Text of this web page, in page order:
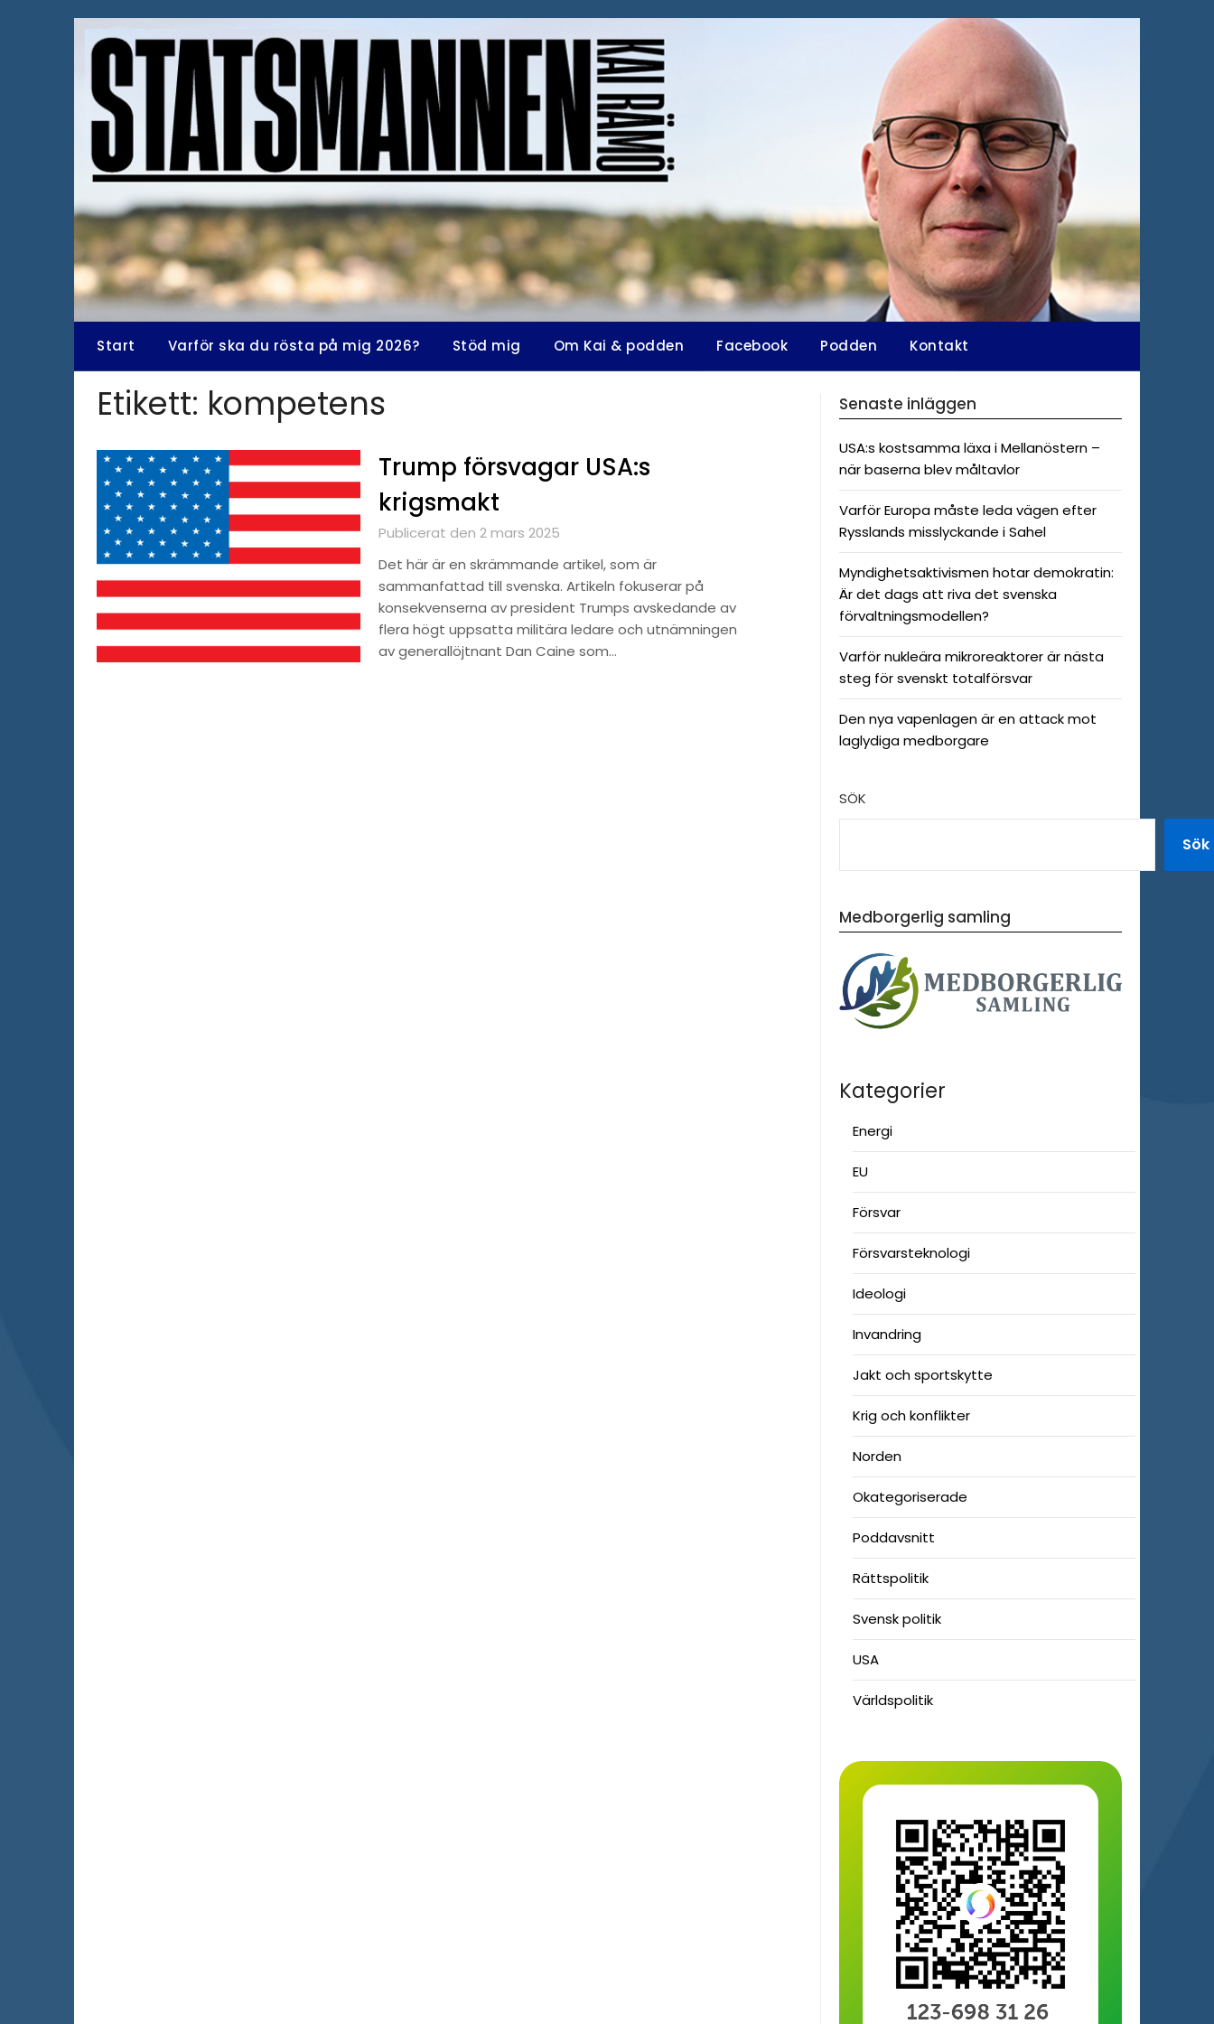
Start Varför ska du rösta på mig 2026? Stöd mig Om Kai & podden Facebook Podden Kontakt
Etikett: kompetens
Trump försvagar USA:s
krigsmakt
Publicerat den 2 mars 2025
Det här är en skrämmande artikel, som är
sammanfattad till svenska. Artikeln fokuserar på
konsekvenserna av president Trumps avskedande av
flera högt uppsatta militära ledare och utnämningen
av generallöjtnant Dan Caine som…
Senaste inläggen
USA:s kostsamma läxa i Mellanöstern –
när baserna blev måltavlor
Varför Europa måste leda vägen efter
Rysslands misslyckande i Sahel
Myndighetsaktivismen hotar demokratin:
Är det dags att riva det svenska
förvaltningsmodellen?
Varför nukleära mikroreaktorer är nästa
steg för svenskt totalförsvar
Den nya vapenlagen är en attack mot
laglydiga medborgare
SÖK
Sök
Medborgerlig samling
Kategorier
Energi
EU
Försvar
Försvarsteknologi
Ideologi
Invandring
Jakt och sportskytte
Krig och konflikter
Norden
Okategoriserade
Poddavsnitt
Rättspolitik
Svensk politik
USA
Världspolitik